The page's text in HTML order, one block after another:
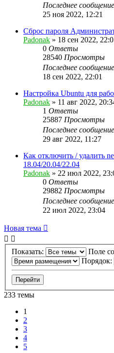
Последнее сообщение
25 ноя 2022, 12:21
Сброс пароля
Padonak » 18 сен 2022,
0 Ответы
28540 Просмотры
Последнее сообщение
18 сен 2022, 22:01
Настройка Ubuntu для
Padonak » 11 авг 2022,
1 Ответы
25887 Просмотры
Последнее сообщение
29 авг 2022, 11:27
Как отключить / удалить
18.04/20.04/22.04
Padonak » 22 июл 2022,
0 Ответы
29882 Просмотры
Последнее сообщение
22 июл 2022, 23:04
Новая тема
Показать:
Поле
Порядок:
233 темы
1
2
3
4
5